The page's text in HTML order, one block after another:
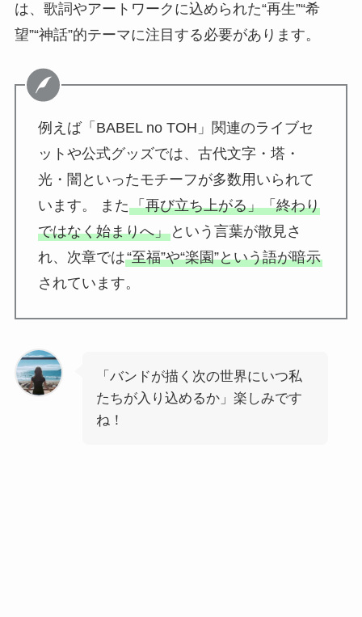
は、歌詞やアートワークに込められた“再生”“希
望”“神話”的テーマに注目する必要があります。
例えば「BABEL no TOH」関連のライブセ
ットや公式グッズでは、古代文字・塔・
光・闇といったモチーフが多数用いられて
います。 また「再び立ち上がる」「終わり
ではなく始まりへ」という言葉が散見さ
れ、次章では“至福”や“楽園”という語が暗示
されています。
「バンドが描く次の世界にいつ私
たちが入り込めるか」楽しみです
ね！